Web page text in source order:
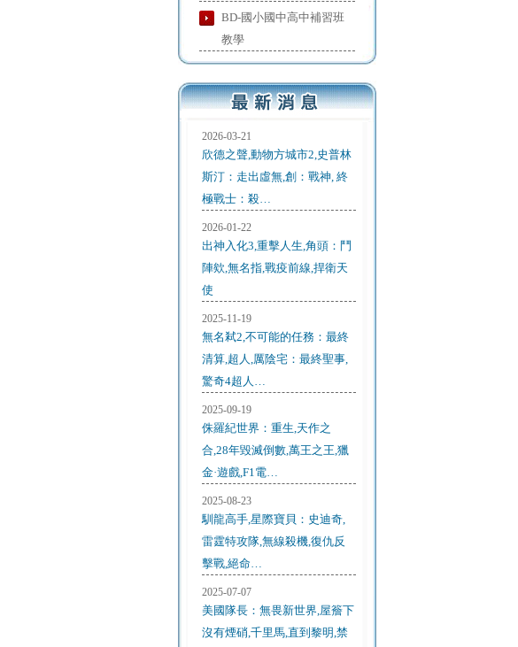
BD-國小國中高中補習班
教學
2026-03-21
欣德之聲,動物方城市2,史普林
斯汀：走出虛無,創：戰神, 終
極戰士：殺…
2026-01-22
出神入化3,重擊人生,角頭：鬥
陣欸,無名指,戰疫前線,捍衛天
使
2025-11-19
無名弒2,不可能的任務：最終
清算,超人,厲陰宅：最終聖事,
驚奇4超人…
2025-09-19
侏羅紀世界：重生,天作之
合,28年毀滅倒數,萬王之王,獵
金·遊戲,F1電…
2025-08-23
馴龍高手,星際寶貝：史迪奇,
雷霆特攻隊,無線殺機,復仇反
擊戰,絕命…
2025-07-07
美國隊長：無畏新世界,屋簷下
沒有煙硝,千里馬,直到黎明,禁